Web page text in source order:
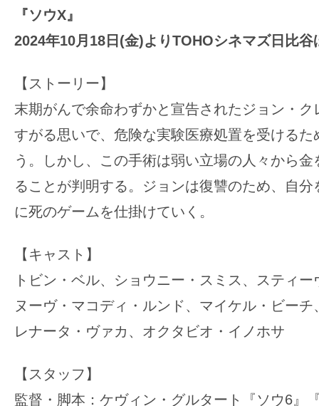
『ソウX』
2024年10月18日(金)よりTOHOシネマズ日比谷
【ストーリー】
末期がんで余命わずかと宣告されたジョン・
すがる思いで、危険な実験医療処置を受けるた
う。しかし、この手術は弱い立場の人々から
ることが判明する。ジョンは復讐のため、自
に死のゲームを仕掛けていく。
【キャスト】
トビン・ベル、ショウニー・スミス、スティ
ヌーヴ・マコディ・ルンド、マイケル・ビーチ
レナータ・ヴァカ、オクタビオ・イノホサ
【スタッフ】
監督・脚本：ケヴィン・グルタート『ソウ6』